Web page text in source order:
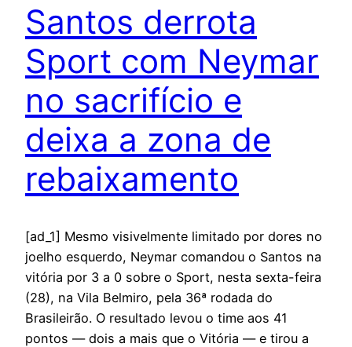
Santos derrota
Sport com Neymar
no sacrifício e
deixa a zona de
rebaixamento
[ad_1] Mesmo visivelmente limitado por dores no
joelho esquerdo, Neymar comandou o Santos na
vitória por 3 a 0 sobre o Sport, nesta sexta-feira
(28), na Vila Belmiro, pela 36ª rodada do
Brasileirão. O resultado levou o time aos 41
pontos — dois a mais que o Vitória — e tirou a